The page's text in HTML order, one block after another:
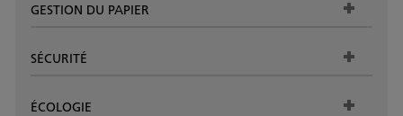
GESTION DU PAPIER
SÉCURITÉ
ÉCOLOGIE